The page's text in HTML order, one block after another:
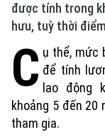
được tính trong
hưu, tuỳ thời
C ụ thể, mức
để tính
lao động
khoảng 5 đến
tham gia.